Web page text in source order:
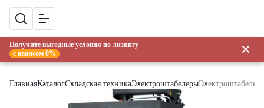
Получите выгодные условия по лизингу
с авансом 0%
ГлавнаяКаталогСкладская техникаЭлектроштабелеры